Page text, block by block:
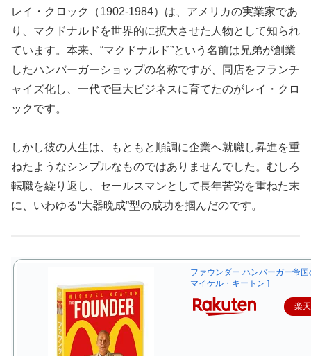
レイ・クロック（1902-1984）は、アメリカの実業家であ
り、マクドナルドを世界的に拡大させた人物として知られ
ています。本来、“マクドナルド”という名前は兄弟が創業
したハンバーガーショップの名称ですが、同店をフランチ
ャイズ化し、一代で巨大ビジネスに育てたのがレイ・クロ
ックです。
しかし彼の人生は、もともと順調に企業へ就職し昇進を重
ねたようなシンプルなものではありませんでした。むしろ
転職を繰り返し、セールスマンとして長年苦労を重ねた末
に、いわゆる“大器晩成”型の成功を掴んだのです。
ファウンダー ハンバーガー帝国
マイケル・キートン ]
楽